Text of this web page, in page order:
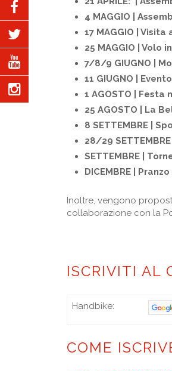
4 MAGGIO |
17 MAGGIO |
25 MAGGIO |
7/8/9 GIUGNO |
11 GIUGNO |
1 AGOSTO | Festa
25 AGOSTO | La
8 SETTEMBRE |
28/29
SETTEMBRE |
DICEMBRE |
Inoltre, vengono
collaborazione con la
ISCRIVITI AL
Handbike:
COME